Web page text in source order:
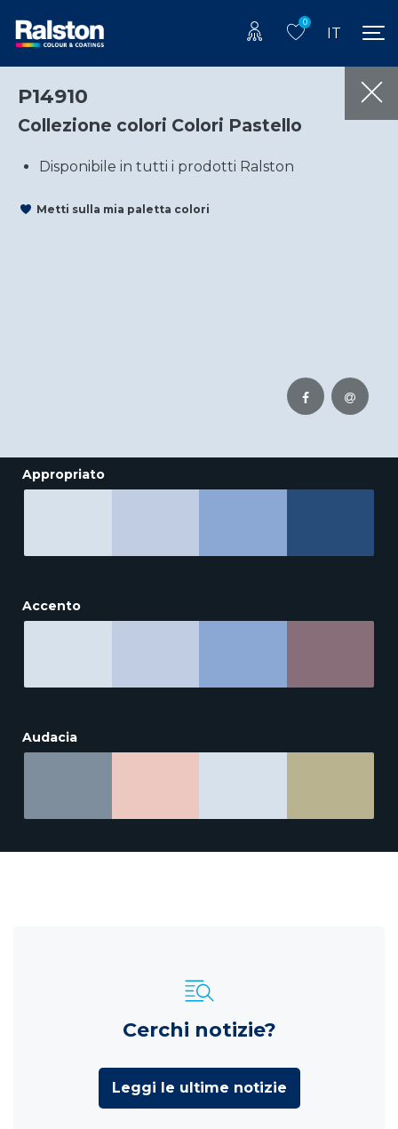
0
IT
P14910
Collezione colori Colori Pastello
Disponibile in tutti i prodotti Ralston
Metti sulla mia paletta colori
Appropriato
Accento
Audacia
Cerchi notizie?
Leggi le ultime notizie